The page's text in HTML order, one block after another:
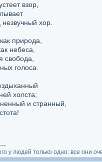
взор,
хор.
природа,
небеса,
свобода,
голоса.
холста;
и странный,
у людей только одно: все они